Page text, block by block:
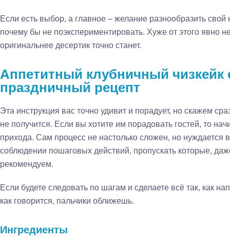
Если есть выбор, а главное – желание разнообразить
почему бы не поэкспериментировать. Хуже от этого явно
оригинальнее десертик точно станет.
Аппетитный клубничный чизкейк
праздничный рецепт
Эта инструкция вас точно удивит и порадует, но скажем
не получится. Если вы хотите им порадовать гостей, то
прихода. Сам процесс не настолько сложен, но нуждается
соблюдении пошаговых действий, пропускать которые,
рекомендуем.
Если будете следовать по шагам и сделаете всё так, как
как говорится, пальчики оближешь.
Ингредиенты